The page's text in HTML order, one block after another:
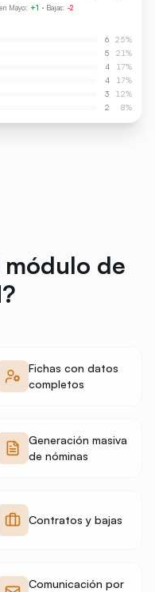
Mayo: +1 · Bajas: -2
6 25%
5 21%
4 17%
4 17%
3 12%
2 8%
módulo de
Fichas con datos
completos
Generación masiva
de nóminas
Contratos y bajas
Comunicación por